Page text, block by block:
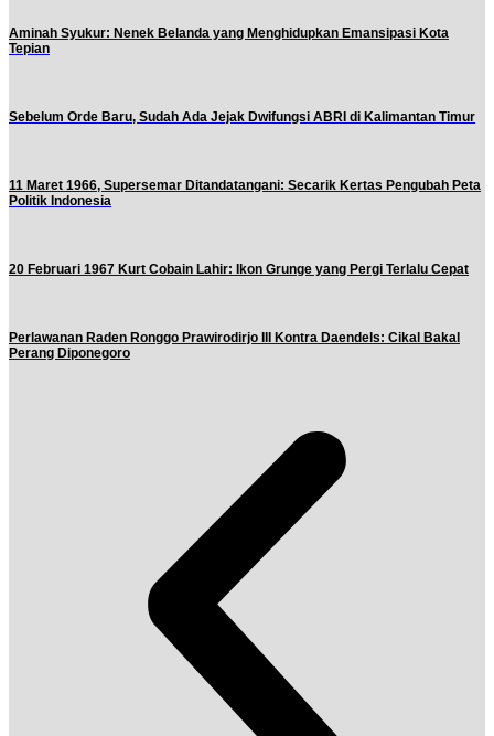
Aminah Syukur: Nenek Belanda yang Menghidupkan Emansipasi Kota
Tepian
Sebelum Orde Baru, Sudah Ada Jejak Dwifungsi ABRI di Kalimantan Timur
11 Maret 1966, Supersemar Ditandatangani: Secarik Kertas Pengubah Peta
Politik Indonesia
20 Februari 1967 Kurt Cobain Lahir: Ikon Grunge yang Pergi Terlalu Cepat
Perlawanan Raden Ronggo Prawirodirjo III Kontra Daendels: Cikal Bakal
Perang Diponegoro